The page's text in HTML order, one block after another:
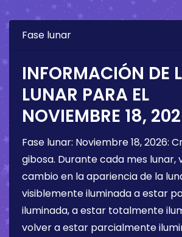
Fase lunar
INFORMACIÓN DE
LUNAR PARA EL
NOVIEMBRE 18,
Fase lunar: Noviembre 18, 2026:
gibosa. Durante cada mes lunar,
cambio en la apariencia de la
visiblemente iluminada a estar
iluminada, a estar totalmente
volver a estar parcialmente